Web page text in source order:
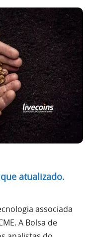
atualizado.
associada
A Bolsa de